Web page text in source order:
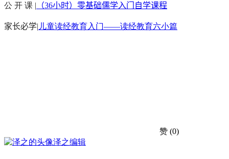
公 开 课 | （36小时）零基础儒学入门自学课程
家长必学| 儿童读经教育入门——读经教育六小篇
赞 (0)
泽之编辑